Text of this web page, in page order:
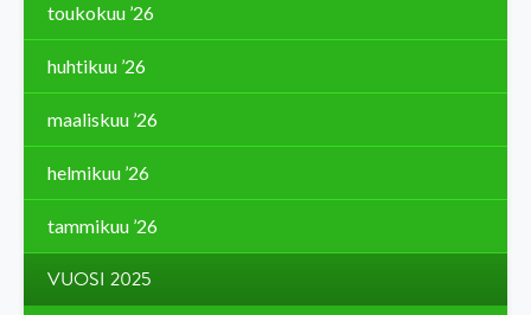
toukokuu ’26
huhtikuu ’26
maaliskuu ’26
helmikuu ’26
tammikuu ’26
VUOSI 2025